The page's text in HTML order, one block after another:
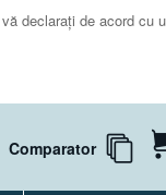
declaraţi de acord cu
Comparator